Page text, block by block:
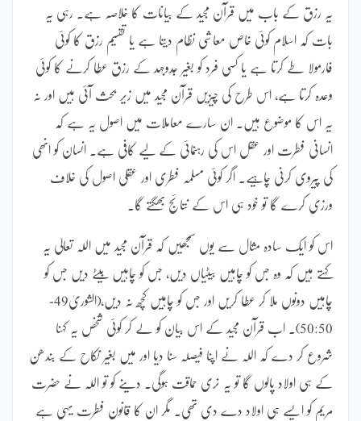
یہ رزق کے باب میں قرآن مجید کے بیانات کا خلاصہ ہے۔ رہی یہ
بات کہ اسلام کوئی خاص معاشی نظام دیتا ہے یا تقسیم رزق کا کوئی
فارمولا طے کرتا ہے یا کسی فرد کو بغیر جدوجہد کے رزق عطا کرنے کا کوئی
وعدہ کرتا ہے، اس طرح کی چیزیں قرآن مجید میں زیر بحث آئی ہیں اور نہ
یہ اس کا موضوع ہیں۔ ان سارے معاملات میں اصول یہ ہے کہ
انسانی فطرت اور عقل اس کی رہنمائی کے لیے کافی ہے۔ انسان کو انھی
کی پیروی کرنی چاہیے۔ اگر کوئی مسلمہ فطری اور عقلی اصول کی خلاف
ورزی کرے گا تو خود ہی اس کے نتائج بھگتے گا۔
اس کو ایک سادہ مثال سے یوں سمجھیں کہ قرآن مجید میں اللہ تعالیٰ یہ
کہتے ہیں کہ وہ جس کو چاہیں بیٹیاں دیں، جس کو چاہیں بیٹے دیں جس کو
چاہیں دونوں ملا کر عطا کریں اور جس کو چاہیں کچھ نہ دیں،(الشوریٰ49-
50:50)۔ اب قرآن مجید کے اس بیان کو لے کر کوئی شخص یہ کہنا
شروع کر دے کہ اللہ نے اپنا فیصلہ سنا دیا اور میں بغیر نکاح کے بندھن
کے ہی اولاد پالوں گا تو یہ نری حماقت ہوگی۔ دینے کو تو اللہ نے حضرت
مریم کو ایسے ہی اولاد دے دی تھی۔ مگر ان کا قانون فطرت یہی ہے